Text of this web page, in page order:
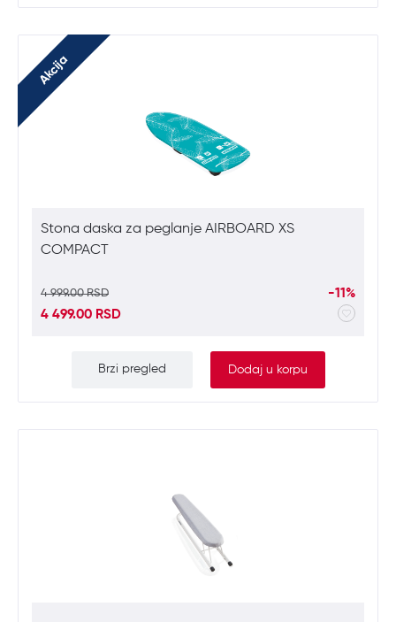
Akcija
Brzi pregled Dodaj u korpu
Stona daska za peglanje AIRBOARD XS
COMPACT
4 999.00 RSD
-11%
4 499.00 RSD